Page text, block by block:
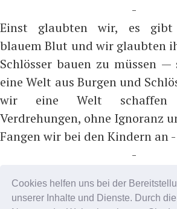
Cookies helfen uns bei der
unserer Inhalte und Dienste. Durch
-
Einst glaubten wir, es gibt
blauem Blut und wir glaubten
Schlösser bauen zu müssen —
eine Welt aus Burgen und
wir eine Welt schaffen
Verdrehungen, ohne Ignoranz
Fangen wir bei den Kindern an
-
Bitte nicht folgen,
teilnehmen, z.B. auf ...